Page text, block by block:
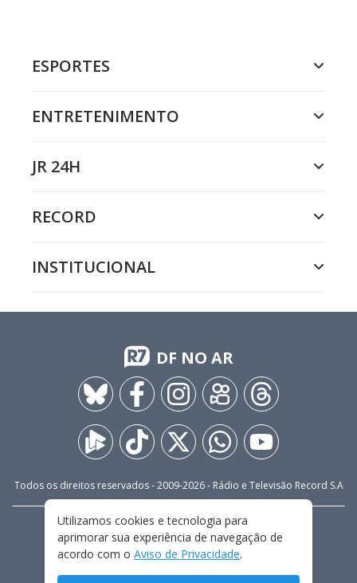
ESPORTES
ENTRETENIMENTO
JR 24H
RECORD
INSTITUCIONAL
DF NO AR
Todos os direitos reservados - 2009-2026- Rádio e Televisão Record S.A
FALE CONOSCO
PRIVACIDADE
TERMOS E CONDIÇÕES DE USO
Utilizamos cookies e tecnologia para
aprimorar sua experiência de navegação de
acordo com o Aviso de Privacidade.